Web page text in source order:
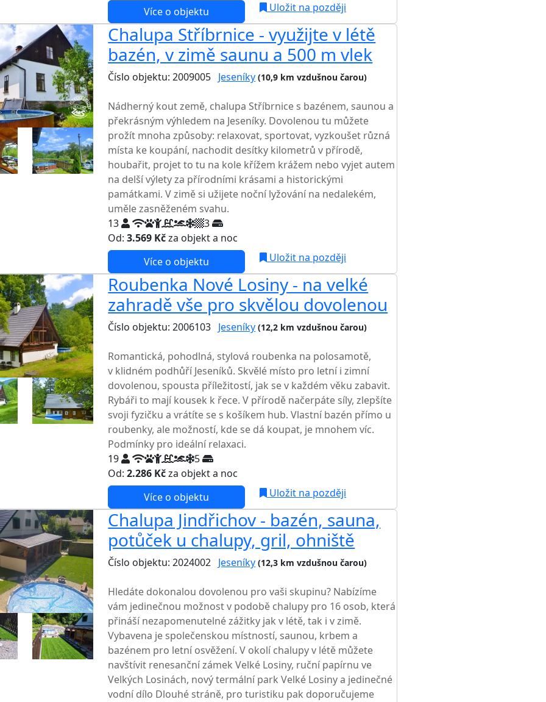
Více o objektu Uložit na později
Chalupa Stříbrnice - využijte v létě
bazén, v zimě saunu a 500 m vlek
Číslo objektu: 2009005 Jeseníky (10,9 km vzdušnou čarou)
Nádherný kout země, chalupa Stříbrnice s bazénem, saunou a
překrásným výhledem na Jeseníky. Dovolenou tu můžete
prožít mnoha způsoby: relaxovat, sportovat, vyzkoušet různá
místa ke koupání, nachodit desítky kilometrů v přírodě,
houbařit, projet to tu na kole křížem krážem nebo vyjet autem
na delší výlety za přírodními krásami a historickými
památkami. V zimě si užijete noční lyžování na nedalekém,
uměle zasněženém svahu.
13
3
Od:3.569 Kčza objekt a noc
Více o objektu
Uložit na později
Roubenka Nové Losiny - na velké
zahradě vše pro skvělou dovolenou
Číslo objektu: 2006103 Jeseníky (12,2 km vzdušnou čarou)
Romantická, pohodlná, stylová roubenka na polosamotě,
v klidném podhůří Jeseníků. Skvělé místo pro letní i zimní
dovolenou, spousta příležitostí, jak se v každém věku zabavit.
Rybáři to mají kousek k řece. V přírodě načerpáte síly, zlepšíte
svoji fyzičku a vrátíte se s košíkem hub. Vlastní bazén přímo u
roubenky, ale možností, kde se dá koupat, je mnohem víc.
Podmínky pro ideální relaxaci.
19
5
Od:2.286 Kčza objekt a noc
Více o objektu Uložit na později
Chalupa Jindřichov - bazén, sauna,
potůček u chalupy, gril, ohniště
Číslo objektu: 2024002 Jeseníky (12,3 km vzdušnou čarou)
Hledáte dokonalou dovolenou pro vaši skupinu? Nabízíme
vám jedinečnou možnost v podobě chalupy pro 16 osob, která
přináší nezapomenutelné zážitky jak v létě, tak i v zimě.
Vybavena je společenskou místností, saunou, krbem a
bazénem pro letní osvěžení. V okolí chalupy v létě můžete
navštívit renesanční zámek Velké Losiny, ruční papírnu ve
Velkých Losinách, nový termální park Velké Losiny a jedinečné
vodní dílo Dlouhé stráně, pro turistiku pak doporučujeme